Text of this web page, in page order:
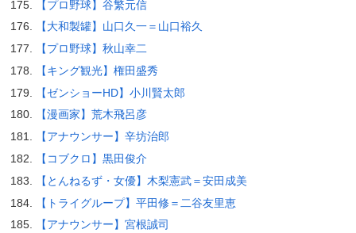
【プロ野球】谷繁元信
【大和製罐】山口久一＝山口裕久
【プロ野球】秋山幸二
【キング観光】権田盛秀
【ゼンショーHD】小川賢太郎
【漫画家】荒木飛呂彦
【アナウンサー】辛坊治郎
【コブクロ】黒田俊介
【とんねるず・女優】木梨憲武＝安田成美
【トライグループ】平田修＝二谷友里恵
【アナウンサー】宮根誠司